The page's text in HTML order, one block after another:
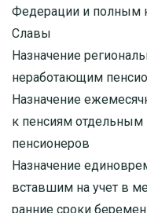
Федерации и полным
Славы
Назначение
неработающим
Назначение
к пенсиям отдельным
пенсионеров
Назначение
вставшим на учет в
ранние сроки